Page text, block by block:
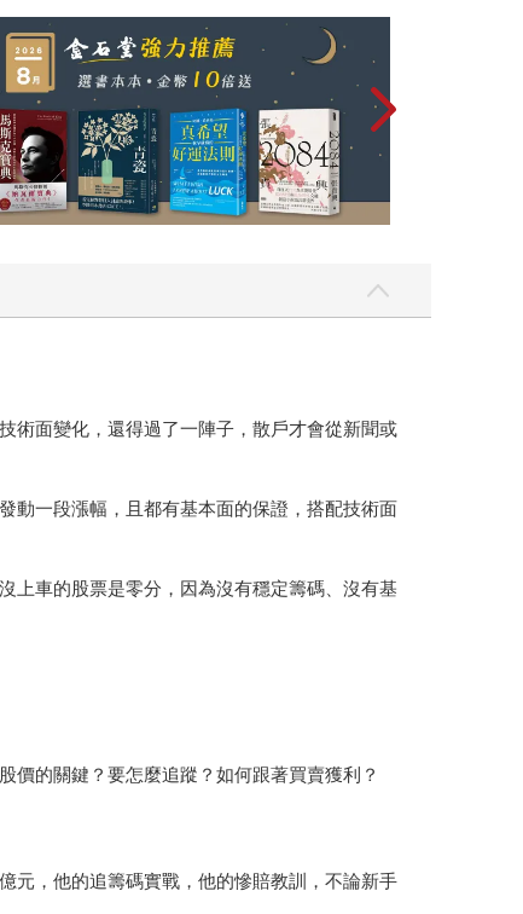
術面變化，還得過了一陣子，散戶才會從新聞或
動一段漲幅，且都有基本面的保證，搭配技術面
上車的股票是零分，因為沒有穩定籌碼、沒有基
價的關鍵？要怎麼追蹤？如何跟著買賣獲利？
元，他的追籌碼實戰，他的慘賠教訓，不論新手